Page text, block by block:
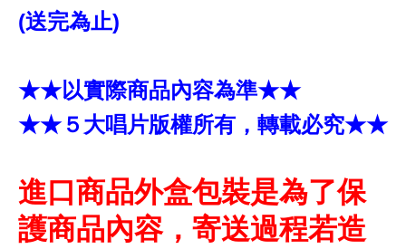
(送完為止)
★★以實際商品內容為準★★
★★５大唱片版權所有，轉載必究★★
進口商品外盒包裝是為了保
護商品內容，寄送過程若造